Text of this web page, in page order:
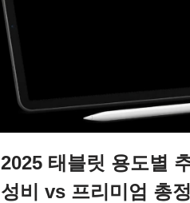
2025 태블릿 용도별
성비 vs 프리미엄 총